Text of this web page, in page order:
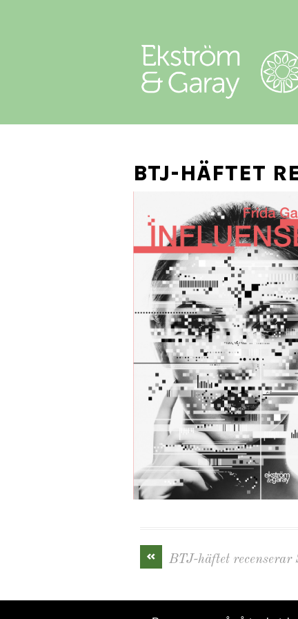
BTJ-HÄFTET
« BTJ-häftet recenserar